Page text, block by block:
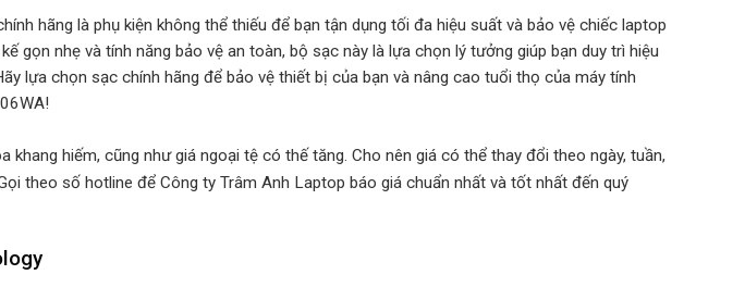
hãng là phụ kiện không thể thiếu để bạn tận dụng tối đa hiệu suất và bảo vệ chiếc laptop
gọn nhẹ và tính năng bảo vệ an toàn, bộ sạc này là lựa chọn lý tưởng giúp bạn duy trì hiệu
lựa chọn sạc chính hãng để bảo vệ thiết bị của bạn và nâng cao tuổi thọ của máy tính
khang hiếm, cũng như giá ngoại tệ có thế tăng. Cho nên giá có thể thay đổi theo ngày, tuần,
theo số hotline để Công ty Trâm Anh Laptop báo giá chuẩn nhất và tốt nhất đến quý